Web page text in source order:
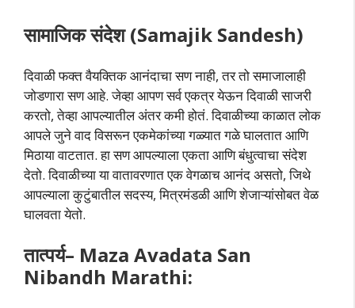
सामाजिक संदेश (Samajik Sandesh)
दिवाळी फक्त वैयक्तिक आनंदाचा सण नाही, तर तो समाजालाही
जोडणारा सण आहे. जेव्हा आपण सर्व एकत्र येऊन दिवाळी साजरी
करतो, तेव्हा आपल्यातील अंतर कमी होतं. दिवाळीच्या काळात लोक
आपले जुने वाद विसरून एकमेकांच्या गळ्यात गळे घालतात आणि
मिठाया वाटतात. हा सण आपल्याला एकता आणि बंधुत्वाचा संदेश
देतो. दिवाळीच्या या वातावरणात एक वेगळाच आनंद असतो, जिथे
आपल्याला कुटुंबातील सदस्य, मित्रमंडळी आणि शेजाऱ्यांसोबत वेळ
घालवता येतो.
तात्पर्य– Maza Avadata San
Nibandh Marathi: